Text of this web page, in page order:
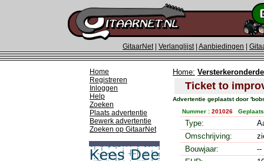
GitaarNet| Verlanglijst| Aanbiedingen
Home
Registreren
Inloggen
Help
Zoeken
Plaats advertentie
Bewerk advertentie
Zoeken op GitaarNet
Home:
Ticket to
Advertentie geplaatst door
Nummer : 201026
Type:
Omschrijving:
Bouwjaar: